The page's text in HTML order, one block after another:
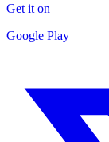
Get it on
Google Play